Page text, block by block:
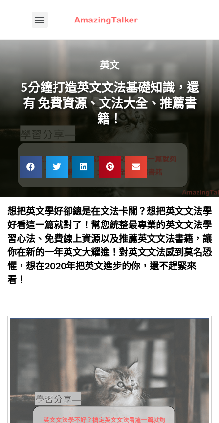
英文
5分鐘打造英文文法基礎知識，還
有 免費資源、文法大全、推薦書
籍！
想把英文學好卻總是在文法卡關？想把英文文法學
好看這一篇就對了！幫您統整最專業的英文文法學
習心法、免費線上資源以及推薦英文文法書籍，讓
你在新的一年英文大耀進！對英文文法感到莫名恐
懼，想在2020年把英文進步的你，還不趕緊來
看！